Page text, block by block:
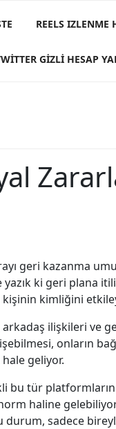
REELS IZLENME
GIZLI HESAP
geri kazanma
yazık ki geri plana
kimliğini
arkadaş ilişkileri
onların
geliyor.
tür platformların
haline
durum, sadece